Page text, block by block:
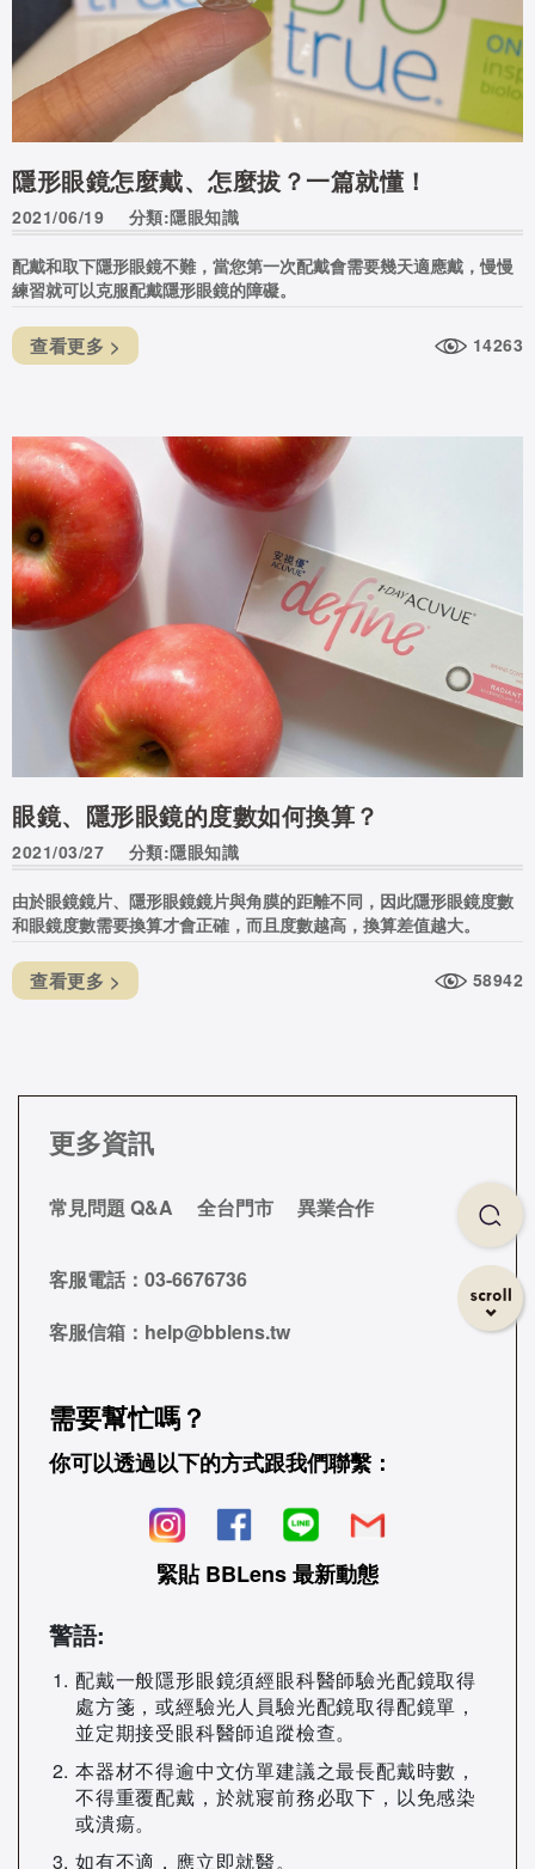
隱形眼鏡怎麼戴、怎麼拔？一篇就懂！
2021/06/19 分類:隱眼知識
配戴和取下隱形眼鏡不難，當您第一次配戴會需要幾天適應戴，慢慢
練習就可以克服配戴隱形眼鏡的障礙。
查看更多 > 14263
眼鏡、隱形眼鏡的度數如何換算？
2021/03/27 分類:隱眼知識
由於眼鏡鏡片、隱形眼鏡鏡片與角膜的距離不同，因此隱形眼鏡度數
和眼鏡度數需要換算才會正確，而且度數越高，換算差值越大。
查看更多 > 58942
更多資訊
常見問題 Q&A 全台門市 異業合作
客服電話： 03-6676736
客服信箱： help@bblens.tw
需要幫忙嗎？
你可以透過以下的方式跟我們聯繫：
緊貼 BBLens 最新動態
警語:
配戴一般隱形眼鏡須經眼科醫師驗光配鏡取得
處方箋，或經驗光人員驗光配鏡取得配鏡單，
並定期接受眼科醫師追蹤檢查。
本器材不得逾中文仿單建議之最長配戴時數，
不得重覆配戴，於就寢前務必取下，以免感染
或潰瘍。
如有不適，應立即就醫。